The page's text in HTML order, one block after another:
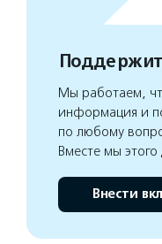
Мы работаем,
информация и
по любому
Вместе мы этого
Внести